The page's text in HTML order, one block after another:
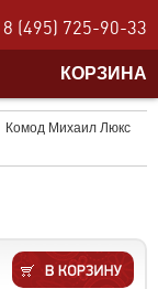
8 (495) 725-90-33
КОРЗИНА
Комод Михаил Люкс